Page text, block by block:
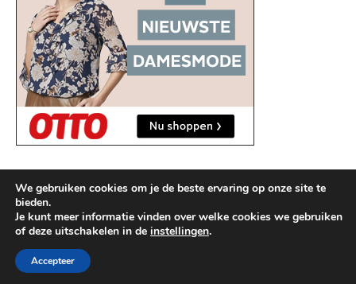
2026 © kleding-online.com
We gebruiken cookies om je de beste ervaring op onze site te
bieden.
Je kunt meer informatie vinden over welke cookies we gebruiken
of deze uitschakelen in de instellingen.
Accepteer